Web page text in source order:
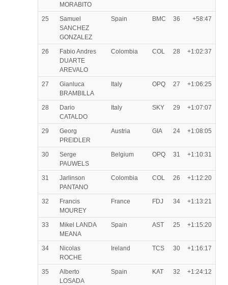
MORABITO
25
Samuel
SANCHEZ
GONZALEZ
Spain BMC 36 +58:47
26
Fabio Andres
DUARTE
AREVALO
Colombia COL 28 +1:02:37
27
Gianluca
BRAMBILLA
Italy OPQ 27 +1:06:25
28
Dario
CATALDO
Italy SKY 29 +1:07:07
29
Georg
PREIDLER
Austria GIA 24 +1:08:05
30
Serge
PAUWELS
Belgium OPQ 31 +1:10:31
31
Jarlinson
PANTANO
Colombia COL 26 +1:12:20
32
Francis
MOUREY
France FDJ 34 +1:13:21
33
Mikel LANDA
MEANA
Spain AST 25 +1:15:20
34
Nicolas
ROCHE
Ireland TCS 30 +1:16:17
35
Alberto
LOSADA
Spain KAT 32 +1:24:12